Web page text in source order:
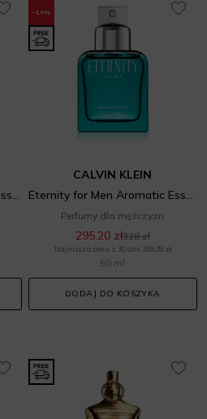
Eternity For Men Aromatic Essence
-10%
CALVIN KLEIN
Eternity for Men Aromatic Essence
Perfumy dla mężczyzn
295,20 zł328 zł
Najniższa cena z 30 dni: 249,28 zł
50 ml
DODAJ DO KOSZYKA